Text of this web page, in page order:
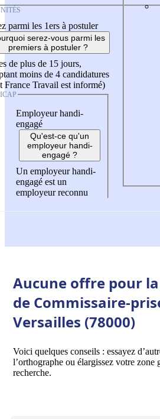
parmi les 1ers à postuler
serez-vous parmi les
premiers à postuler ?
de plus de 15 jours,
moins de 4 candidatures
France Travail est informé)
Employeur handi-
engagé
Qu'est-ce qu'un
employeur handi-
engagé ?
Un employeur handi-
engagé est un
employeur reconnu
Aucune offre pour
de Commissaire-
Versailles (78000)
Voici quelques conseils : essayez
l’orthographe ou élargissez votre zone
recherche.